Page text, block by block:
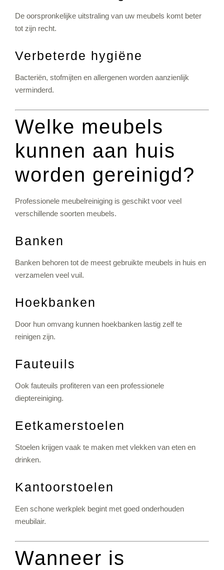
De oorspronkelijke uitstraling van uw meubels komt beter
tot zijn recht.
Verbeterde hygiëne
Bacteriën, stofmijten en allergenen worden aanzienlijk
verminderd.
Welke meubels
kunnen aan huis
worden gereinigd?
Professionele meubelreiniging is geschikt voor veel
verschillende soorten meubels.
Banken
Banken behoren tot de meest gebruikte meubels in huis en
verzamelen veel vuil.
Hoekbanken
Door hun omvang kunnen hoekbanken lastig zelf te
reinigen zijn.
Fauteuils
Ook fauteuils profiteren van een professionele
dieptereiniging.
Eetkamerstoelen
Stoelen krijgen vaak te maken met vlekken van eten en
drinken.
Kantoorstoelen
Een schone werkplek begint met goed onderhouden
meubilair.
Wanneer is